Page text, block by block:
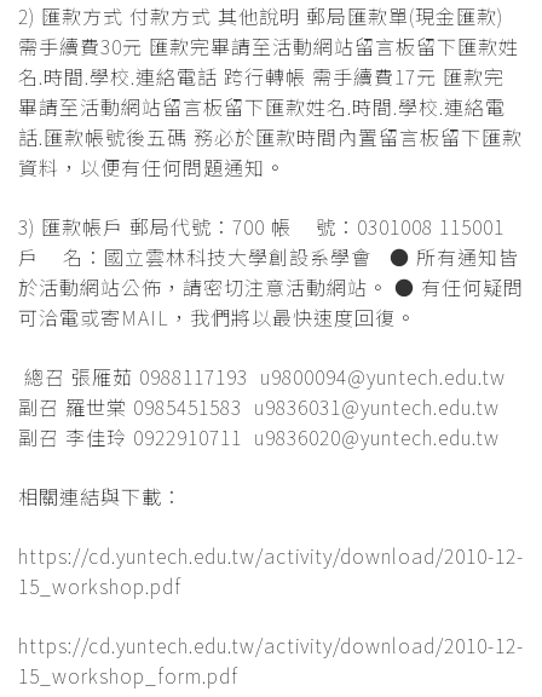
2) 匯款方式 付款方式 其他說明 郵局匯款單(現金匯款)
需手續費30元 匯款完畢請至活動網站留言板留下匯款姓
名.時間.學校.連絡電話 跨行轉帳 需手續費17元 匯款完
畢請至活動網站留言板留下匯款姓名.時間.學校.連絡電
話.匯款帳號後五碼 務必於匯款時間內置留言板留下匯款
資料，以便有任何問題通知。
3) 匯款帳戶 郵局代號：700 帳 號：0301008 115001
戶 名：國立雲林科技大學創設系學會 ● 所有通知皆
於活動網站公佈，請密切注意活動網站。 ● 有任何疑問
可洽電或寄MAIL，我們將以最快速度回復。
總召 張雁茹 0988117193 u9800094@yuntech.edu.tw
副召 羅世棠 0985451583 u9836031@yuntech.edu.tw
副召 李佳玲 0922910711 u9836020@yuntech.edu.tw
相關連結與下載：
https://cd.yuntech.edu.tw/activity/download/2010-12-
15_workshop.pdf
https://cd.yuntech.edu.tw/activity/download/2010-12-
15_workshop_form.pdf